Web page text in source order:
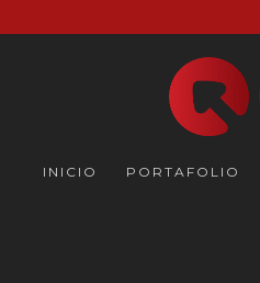
INICIO PORTAFOLIO